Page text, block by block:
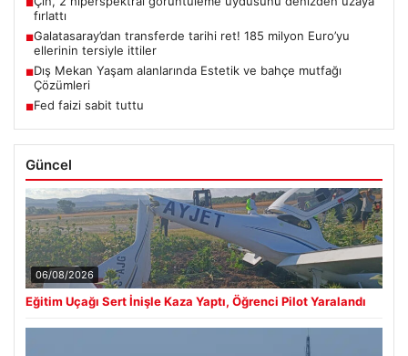
■
fırlattı
■Galatasaray’dan transferde tarihi ret! 185 milyon Euro’yu
ellerinin tersiyle ittiler
■Dış Mekan Yaşam alanlarında Estetik ve bahçe mutfağı
Çözümleri
■Fed faizi sabit tuttu
Güncel
06/08/2026
Eğitim Uçağı Sert İnişle Kaza Yaptı, Öğrenci Pilot Yaralandı